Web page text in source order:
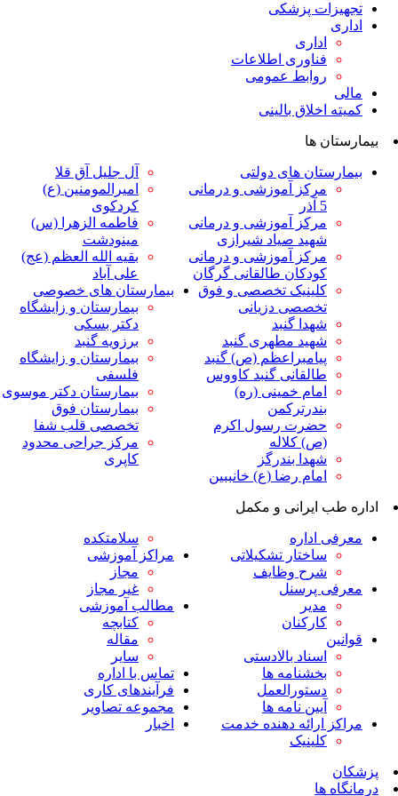
پزشکی
اطلاعات
عمومی
بالینی
های دولتی
آموزشی و درمانی
آموزشی و درمانی
صیاد شیرازی
آموزشی و درمانی
طالقانی گرگان
تخصصی و فوق
دزیانی
مطهری گنبد
(ص) گنبد
گنبد کاووس
خمینی (ره)
رسول اکرم
بندرگز
رضا (ع) خانببین
آل جلیل آق قلا
امیرالمومنین (ع)
فاطمه الزهرا (س)
بقیه الله العظم (عج)
علی آباد
بیمارستان های خصوصی
بیمارستان و زایشگاه
برزویه گنبد
بیمارستان و زایشگاه
فلسفی
بیمارستان دکتر موسوی
بیمارستان فوق
تخصصی قلب شفا
مرکز جراحی محدود
و مکمل
تشکیلاتی
وظایف
بالادستی
ها
نامه ها
دهنده خدمت
مراکز آموزشی
مطالب آموزشی
تماس با اداره
فرآیندهای کاری
مجموعه تصاویر
اخبار